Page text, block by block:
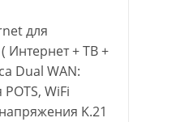
для
Интернет + ТВ +
Dual WAN:
WiFi
K.21